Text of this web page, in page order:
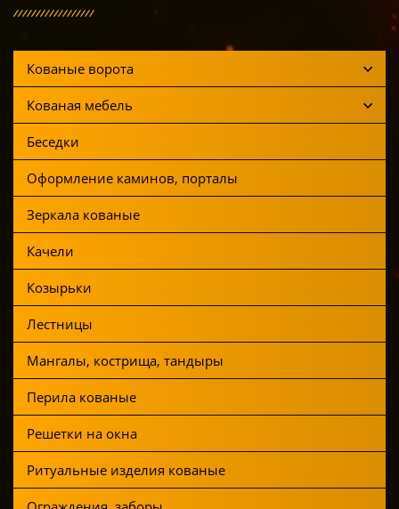
Кованые ворота
Кованая мебель
Беседки
Оформление каминов, порталы
Зеркала кованые
Качели
Козырьки
Лестницы
Мангалы, кострища, тандыры
Перила кованые
Решетки на окна
Ритуальные изделия кованые